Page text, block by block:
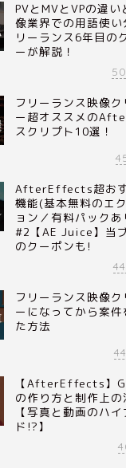
PVとMVとVPの違い
像業界での用語使い
リーランス6年目の
ーが解説！
フリーランス映像ク
ー超オススメの
スクリプト10選！
AfterEffects超お
機能(基本無料のエ
ョン／有料パックあ
#2【AE Juice】当
のクーポンも!
フリーランス映像ク
ーになってから案件
た方法
【AfterEffects】
の作り方と制作上の
【写真と動画のハイ
ド!?】